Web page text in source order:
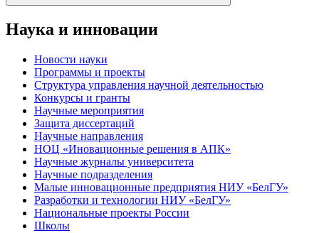
Наука и инновации
Новости науки
Программы и проекты
Структура управления научной деятельностью
Конкурсы и гранты
Научные мероприятия
Защита диссертаций
Научные направления
НОЦ «Иновационные решения в АПК»
Научные журналы университета
Научные подразделения
Малые инновационные предприятия НИУ «БелГУ»
Разработки и технологии НИУ «БелГУ»
Национальные проекты России
Школы